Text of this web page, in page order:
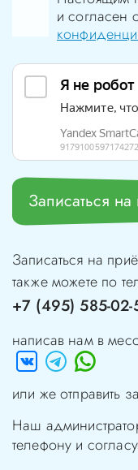
и согласен
Записаться
Записаться на
также можете по
+7 (495) 585-02-
написав нам в
или же отправить
Наш
телефону и